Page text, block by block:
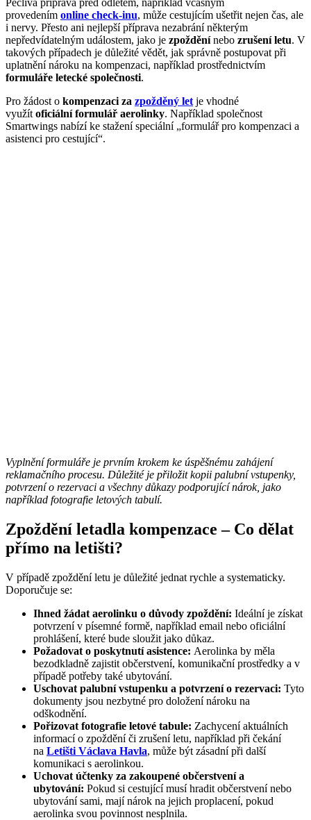
provedením online check-inu, může cestujícím ušetřit nejen čas, ale
i nervy. Přesto ani nejlepší příprava nezabrání některým
nepředvídatelným událostem, jako je zpožděnínebo zrušení letu. V
takových případech je důležité vědět, jak správně postupovat při
uplatnění nároku na kompenzaci, například prostřednictvím
formuláře letecké společnosti.
Pro žádost o kompenzaci za zpožděný let je vhodné
využít oficiální formulář aerolinky. Například společnost
Smartwings nabízí ke stažení speciální „formulář pro kompenzaci a
asistenci pro cestující“.
Vyplnění formuláře je prvním krokem ke úspěšnému zahájení
reklamačního procesu. Důležité je přiložit kopii palubní vstupenky,
potvrzení o rezervaci a všechny důkazy podporující nárok, jako
například fotografie letových tabulí.
Zpoždění letadla kompenzace – Co dělat
přímo na letišti?
V případě zpoždění letu je důležité jednat rychle a systematicky.
Doporučuje se:
Ihned žádat aerolinku o důvody zpoždění: Ideální je získat
potvrzení v písemné formě, například email nebo oficiální
prohlášení, které bude sloužit jako důkaz.
Požadovat o poskytnutí asistence: Aerolinka by měla
bezodkladně zajistit občerstvení, komunikační prostředky a v
případě potřeby také ubytování.
Uschovat palubní vstupenku a potvrzení o rezervaci: Tyto
dokumenty jsou nezbytné pro doložení nároku na
odškodnění.
Pořizovat fotografie letové tabule: Zachycení aktuálních
informací o zpoždění či zrušení letu, například při čekání
na Letišti Václava Havla, může být zásadní při další
komunikaci s aerolinkou.
Uchovat účtenky za zakoupené občerstvení a
ubytování: Pokud si cestující musí hradit občerstvení nebo
ubytování sami, mají nárok na jejich proplacení, pokud
aerolinka svou povinnost nesplnila.